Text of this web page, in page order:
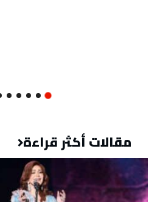
مقالات أكثر قراءة